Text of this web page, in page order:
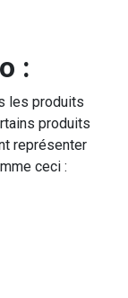
:
les produits
produits
représenter
ceci :